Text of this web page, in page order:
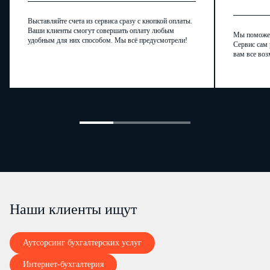
Выставляйте счета из сервиса сразу с кнопкой оплаты.
Ваши клиенты смогут совершать оплату любым
удобным для них способом. Мы всё предусмотрели!
Мы
Сервис сам
вам все
Наши клиенты ищут
Аутсорсинг бухгалтерских услуг
Интернет-бухгалтерия